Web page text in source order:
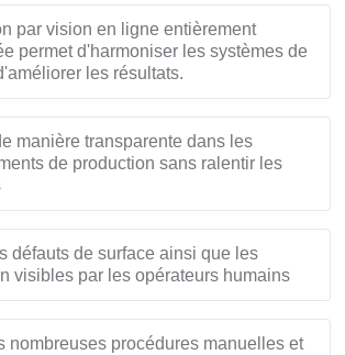
par vision en ligne entièrement
permet d'harmoniser les systèmes de
les résultats.
manière transparente dans les
de production sans ralentir les
défauts de surface ainsi que les
visibles par les opérateurs humains
nombreuses procédures manuelles et